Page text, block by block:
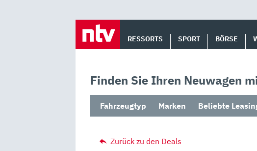
RESSORTS SPORT BÖRSE
Finden Sie Ihren Neuwagen
Fahrzeugtyp Marken Beliebte
Zurück zu den Deals